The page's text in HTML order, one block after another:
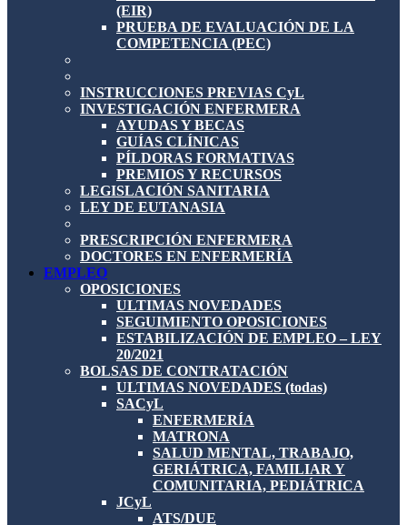
(EIR)
PRUEBA DE EVALUACIÓN DE LA
COMPETENCIA (PEC)
INSTRUCCIONES PREVIAS CyL
INVESTIGACIÓN ENFERMERA
AYUDAS Y BECAS
GUÍAS CLÍNICAS
PÍLDORAS FORMATIVAS
PREMIOS Y RECURSOS
LEGISLACIÓN SANITARIA
LEY DE EUTANASIA
PRESCRIPCIÓN ENFERMERA
DOCTORES EN ENFERMERÍA
EMPLEO
OPOSICIONES
ULTIMAS NOVEDADES
SEGUIMIENTO OPOSICIONES
ESTABILIZACIÓN DE EMPLEO – LEY
20/2021
BOLSAS DE CONTRATACIÓN
ULTIMAS NOVEDADES (todas)
SACyL
ENFERMERÍA
MATRONA
SALUD MENTAL, TRABAJO,
GERIÁTRICA, FAMILIAR Y
COMUNITARIA, PEDIÁTRICA
JCyL
ATS/DUE